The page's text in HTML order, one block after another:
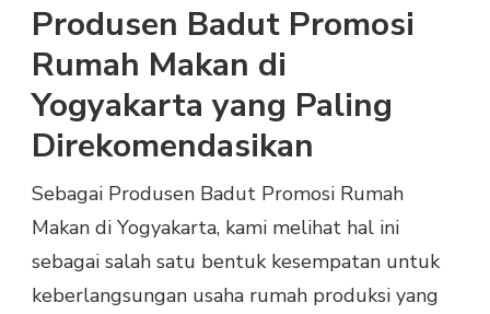
Produsen Badut Promosi
Rumah Makan di
Yogyakarta yang Paling
Direkomendasikan
Sebagai Produsen Badut Promosi Rumah
Makan di Yogyakarta, kami melihat hal ini
sebagai salah satu bentuk kesempatan untuk
keberlangsungan usaha rumah produksi yang